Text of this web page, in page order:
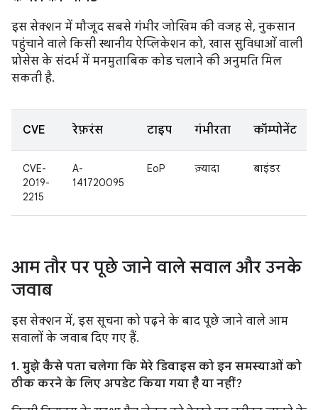
इस सेक्शन में मौजूद सबसे गंभीर जोखिम की वजह से, नुकसान
पहुंचाने वाले किसी स्थानीय ऐप्लिकेशन को, खास सुविधाओं वाली
प्रोसेस के संदर्भ में मनमुताबिक कोड चलाने की अनुमति मिल
सकती है.
CVE रेफ़रंस टाइप गंभीरता कॉम्पोनेंट
CVE-
2019-
2215
A-
141720095
EoP ज़्यादा बाइंडर
आम तौर पर पूछे जाने वाले सवाल और उनके
जवाब
इस सेक्शन में, इस सूचना को पढ़ने के बाद पूछे जाने वाले आम
सवालों के जवाब दिए गए हैं.
1. मुझे कैसे पता चलेगा कि मेरे डिवाइस को इन समस्याओं को
ठीक करने के लिए अपडेट किया गया है या नहीं?